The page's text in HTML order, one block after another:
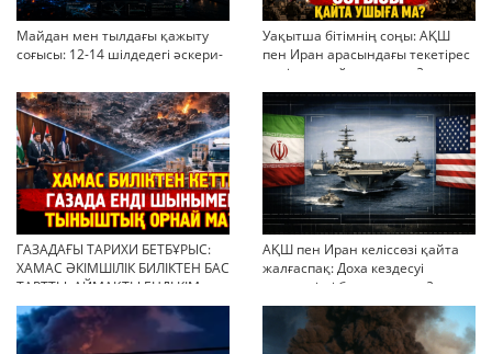
Майдан мен тылдағы қажыту
соғысы: 12-14 шілдедегі әскери-
Уақытша бітімнің соңы: АҚШ
пен Иран арасындағы текетірес
неліктен қайта ушықты?
ГАЗАДАҒЫ ТАРИХИ БЕТБҰРЫС:
ХАМАС ӘКІМШІЛІК БИЛІКТЕН БАС
ТАРТТЫ. АЙМАҚТЫ ЕНДІ КІМ
БАСҚАРАДЫ?
АҚШ пен Иран келіссөзі қайта
жалғаспақ: Доха кездесуі
шиеленісті бәсеңдете ме?